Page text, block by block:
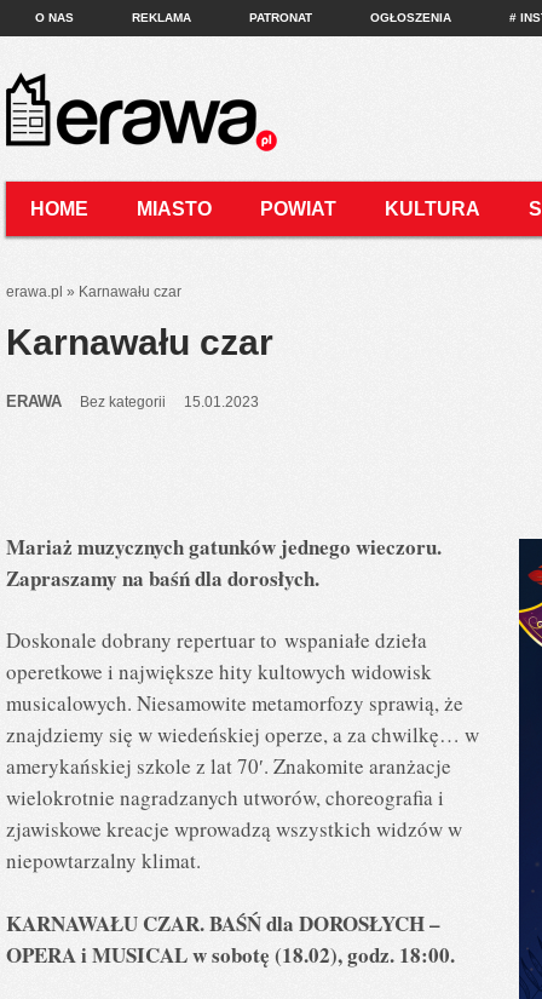
O NAS REKLAMA PATRONAT OGŁOSZENIA #
HOME MIASTO POWIAT KULTURA
erawa.pl » Karnawału czar
Karnawału czar
ERAWA Bez kategorii 15.01.2023
Mariaż muzycznych gatunków jednego wieczoru.
Zapraszamy na baśń dla dorosłych.
Doskonale dobrany repertuar to wspaniałe dzieła
operetkowe i największe hity kultowych widowisk
musicalowych. Niesamowite metamorfozy sprawią, że
znajdziemy się w wiedeńskiej operze, a za chwilkę… w
amerykańskiej szkole z lat 70′. Znakomite aranżacje
wielokrotnie nagradzanych utworów, choreografia i
zjawiskowe kreacje wprowadzą wszystkich widzów w
niepowtarzalny klimat.
KARNAWAŁU CZAR. BAŚŃ dla DOROSŁYCH –
OPERA i MUSICAL w sobotę (18.02), godz. 18:00.